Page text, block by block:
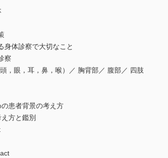
体診察で大切なこと
察
，眼，耳，鼻，喉）／ 胸背部／ 腹部／ 四肢
患者背景の考え方
方と鑑別